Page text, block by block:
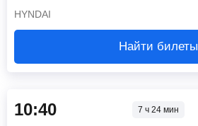
HYNDAI
Найти билеты
10:40 7 ч 24 мин